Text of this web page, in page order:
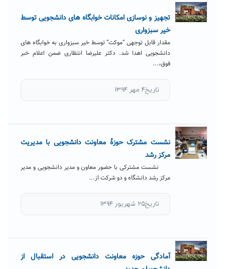
تجهیز و نوسازی امکانات خوابگاه های دانشجویی توسط
خیر سبزواری
مقدار قابل توجهی “موکت” توسط خیر سبزواری به خوابگاه های
دانشجویی اهدا شد. دکتر علیرضا انتظاری ضمن اعلام خبر
فوق،...
تاریخ۴ مهر ۱۳۹۴
نشست مشترک حوزۀ معاونت دانشجویی با مدیریت
مرکز رشد
نشست مشترکی با حضور معاون و مدیر دانشجویی و مدیر
مرکز رشد دانشگاه و دو شرکت از...
تاریخ۲۵ شهریور ۱۳۹۴
آمادگی حوزه معاونت دانشجویی در استقبال از